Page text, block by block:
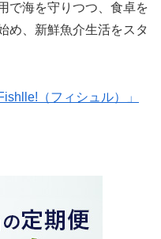
で海を守りつつ、食卓を
め、新鮮魚介生活をスタ
（フィシュル）」